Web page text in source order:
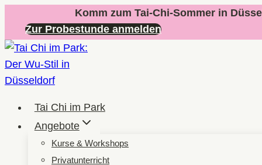
Inhalt
springen
Komm zum Tai-Chi-Sommer in
Zur Probestunde anmelden
Tai Chi im Park
Angebote
Kurse & Workshops
Privatunterricht